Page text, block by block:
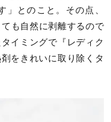
」とのこと。その点、
も自然に剥離するので
イミングで『レディク
をきれいに取り除くタ